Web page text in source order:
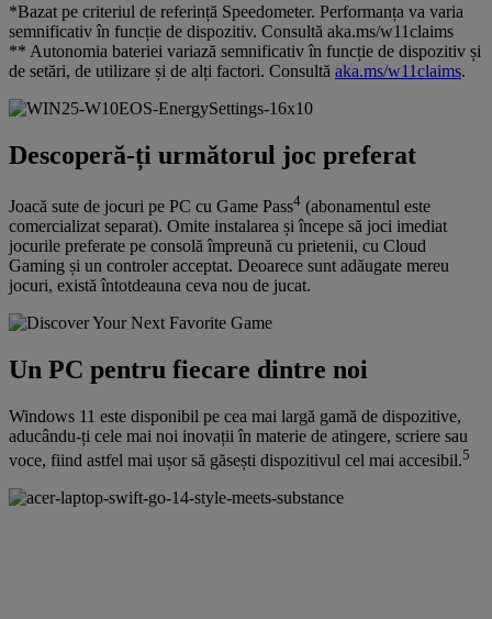
*Bazat pe criteriul de referință Speedometer. Performanța va varia
semnificativ în funcție de dispozitiv. Consultă aka.ms/w11claims
** Autonomia bateriei variază semnificativ în funcție de dispozitiv și
de setări, de utilizare și de alți factori. Consultă aka.ms/w11claims.
Descoperă-ți următorul joc preferat
Joacă sute de jocuri pe PC cu Game Pass4 (abonamentul este
comercializat separat). Omite instalarea și începe să joci imediat
jocurile preferate pe consolă împreună cu prietenii, cu Cloud
Gaming și un controler acceptat. Deoarece sunt adăugate mereu
jocuri, există întotdeauna ceva nou de jucat.
Un PC pentru fiecare dintre noi
Windows 11 este disponibil pe cea mai largă gamă de dispozitive,
aducându-ți cele mai noi inovații în materie de atingere, scriere sau
voce, fiind astfel mai ușor să găsești dispozitivul cel mai accesibil.5